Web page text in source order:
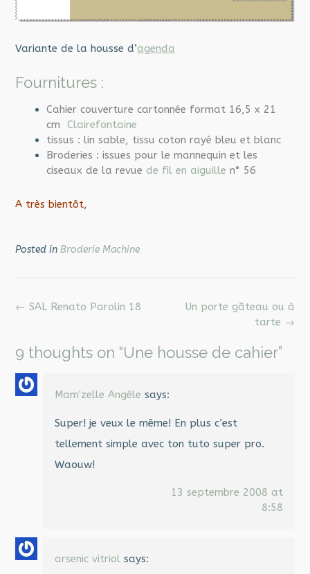
Variante de la housse d’agenda
Fournitures :
Cahier couverture cartonnée format 16,5 x 21
cm Clairefontaine
tissus : lin sable, tissu coton rayé bleu et blanc
Broderies : issues pour le mannequin et les
ciseaux de la revue de fil en aiguille n° 56
A très bientôt,
Posted in Broderie Machine
Post
Un porte gâteau ou à
tarte →
← SAL Renato Parolin 18
9 thoughts on “Une housse de cahier”
Mam'zelle Angèle says:
Super! je veux le même! En plus c’est
tellement simple avec ton tuto super pro.
Waouw!
13 septembre 2008 at
8:58
arsenic vitriol says: